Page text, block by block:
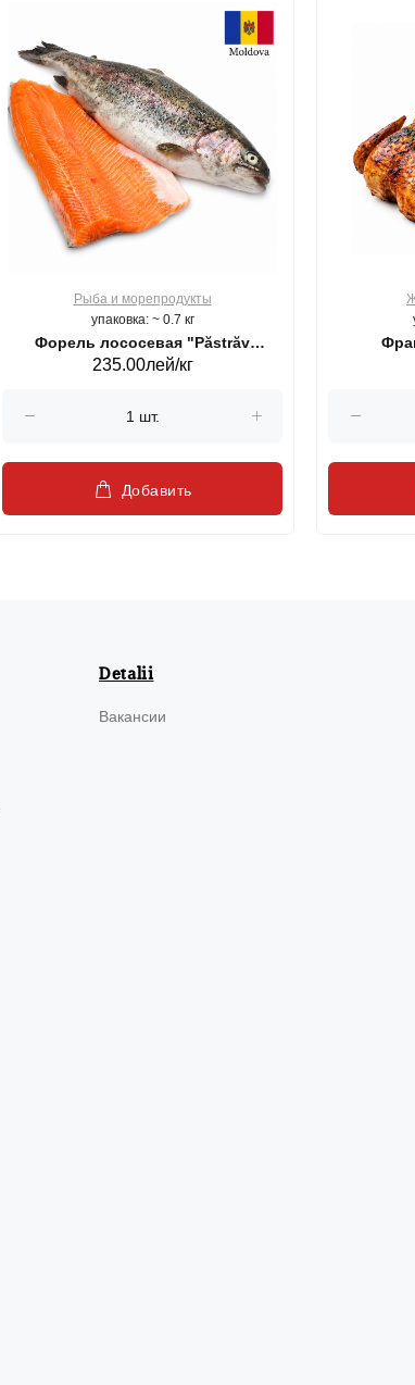
Рыба и морепродукты
упаковка: ~ 0.7 кг
Форель лососевая "Păstrăv
Moldovenesc"
235.00лей/кг
Добавить
Detalii
Вакансии